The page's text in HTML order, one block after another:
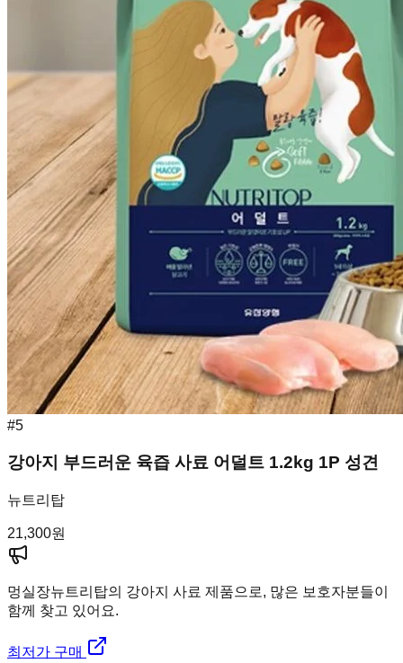
#5
강아지 부드러운 육즙 사료 어덜트 1.2kg 1P 성견
뉴트리탑
21,300원
멍실장뉴트리탑의 강아지 사료 제품으로, 많은 보호자분들이
함께 찾고 있어요.
최저가 구매